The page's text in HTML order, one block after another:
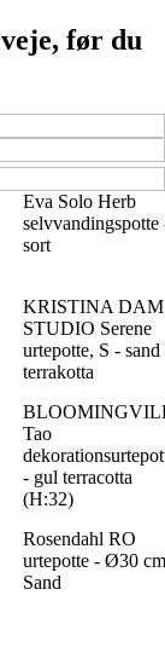
før du
Eva Solo Herb
selvvandingspotte
sort
KRISTINA DAM
STUDIO Serene
urtepotte, S - sand
terrakotta
Tao
- gul terracotta
(H:32)
Rosendahl RO
urtepotte - Ø30
Sand